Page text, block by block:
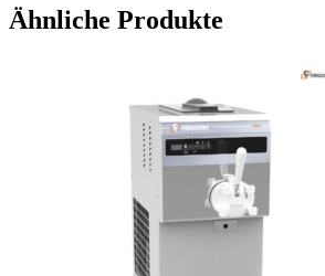
Ähnliche Produkte